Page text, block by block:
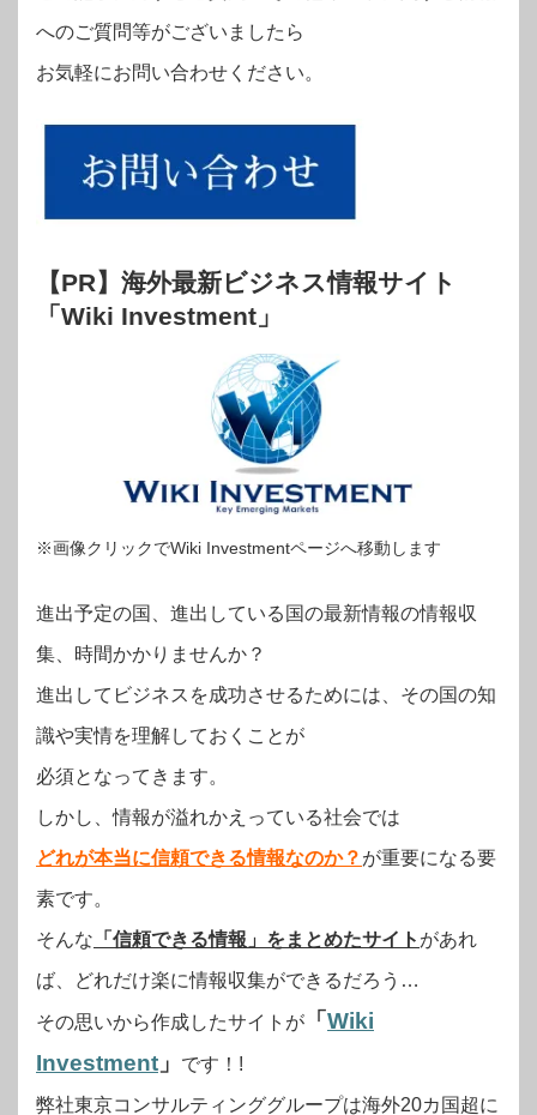
へのご質問等がございましたら
お気軽にお問い合わせください。
【PR】海外最新ビジネス情報サイト
「Wiki Investment」
※画像クリックでWiki Investmentページへ移動します
進出予定の国、進出している国の最新情報の情報収
集、時間かかりませんか？
進出してビジネスを成功させるためには、その国の知
識や実情を理解しておくことが
必須となってきます。
しかし、情報が溢れかえっている社会では
どれが本当に信頼できる情報なのか？ が重要になる要
素です。
そんな 「信頼できる情報」をまとめたサイト があれ
ば、どれだけ楽に情報収集ができるだろう…
その思いから作成したサイトが 「 Wiki
Investment 」
です！!
弊社東京コンサルティンググループは海外20カ国超に